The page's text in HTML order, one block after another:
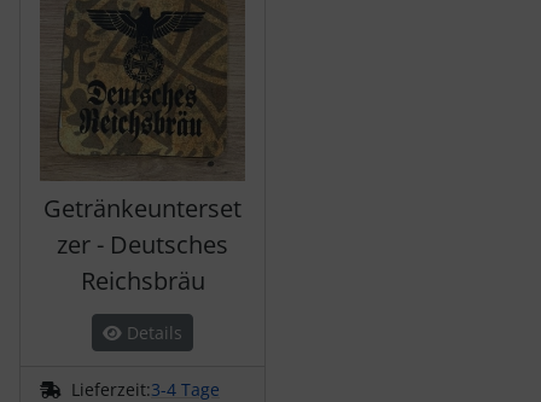
Getränkeunterset
zer - Deutsches
Reichsbräu
Details
Lieferzeit:3-4 Tage